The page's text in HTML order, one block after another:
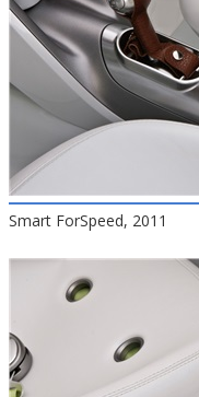
Smart ForSpeed, 2011